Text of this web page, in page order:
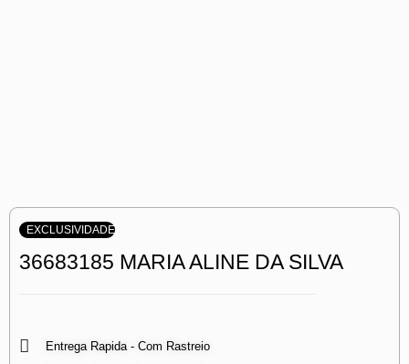
EXCLUSIVIDADE
36683185 MARIA ALINE DA SILVA
Entrega Rapida - Com Rastreio